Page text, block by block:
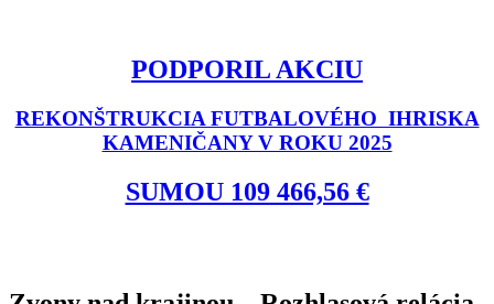
PODPORIL AKCIU
REKONŠTRUKCIA FUTBALOVÉHO IHRISKA
KAMENIČANY V ROKU 2025
SUMOU 109 466,56 €